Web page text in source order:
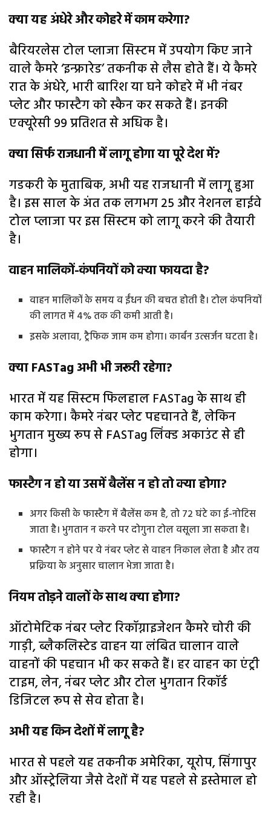
क्‍या यह अंधेरे और कोहरे में काम करेगा?
बैरियरलेस टोल प्लाजा सिस्‍टम में उपयोग किए जाने
वाले कैमरे ‘इन्फ्रारेड’ तकनीक से लैस होते हैं। ये कैमरे
रात के अंधेरे, भारी बारिश या घने कोहरे में भी नंबर
प्लेट और फास्टैग को स्कैन कर सकते हैं। इनकी
एक्यूरेसी 99 प्रतिशत से अधिक है।
क्‍या सिर्फ राजधानी में लागू होगा या पूरे देश में?
गडकरी के मुताबिक, अभी यह राजधानी में लागू हुआ
है। इस साल के अंत तक लगभग 25 और नेशनल हाईवे
टोल प्लाजा पर इस सिस्टम को लागू करने की तैयारी
है।
वाहन मालिकों-कंपनियों को क्या फायदा है?
वाहन मालिकों के समय व ईंधन की बचत होती है। टोल कंपनियों
की लागत में 4% तक की कमी आती है।
इसके अलावा, ट्रैफिक जाम कम होगा। कार्बन उत्सर्जन घटता है।
क्‍या FASTag अभी भी जरूरी रहेगा?
भारत में यह सिस्टम फिलहाल FASTag के साथ ही
काम करेगा। कैमरे नंबर प्लेट पहचानते हैं, लेकिन
भुगतान मुख्य रूप से FASTag लिंक्ड अकाउंट से ही
होगा।
फास्टैग न हो या उसमें बैलेंस न हो तो क्या होगा?
अगर किसी के फास्टैग में बैलेंस कम है, तो 72 घंटे का ई-नोटिस
जाता है। भुगतान न करने पर दोगुना टोल वसूला जा सकता है।
फास्टैग न होने पर ये नंबर प्लेट से वाहन निकाल लेता है और तय
प्रक्रिया के अनुसार चालान भेजा जाता है।
नियम तोड़ने वालों के साथ क्‍या होगा?
ऑटोमेटिक नंबर प्‍लेट रिकॉग्नाइजेशन कैमरे चोरी की
गाड़ी, ब्लैकलिस्टेड वाहन या लंबित चालान वाले
वाहनों की पहचान भी कर सकते हैं। हर वाहन का एंट्री
टाइम, लेन, नंबर प्लेट और टोल भुगतान रिकॉर्ड
डिजिटल रूप से सेव होता है।
अभी यह किन देशों में लागू है?
भारत से पहले यह तकनीक अमेरिका, यूरोप, सिंगापुर
और ऑस्ट्रेलिया जैसे देशों में यह पहले से इस्तेमाल हो
रही है।